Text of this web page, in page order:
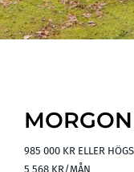
985 000 KR ELLER
5 568 KR/MÅN